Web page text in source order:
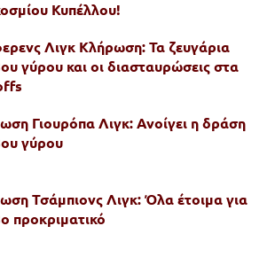
Κυπέλλου!
Λιγκ Κλήρωση: Τα ζευγάρια
γύρου και οι διασταυρώσεις στα
Γιουρόπα Λιγκ: Ανοίγει η δράση
γύρου
Τσάμπιονς Λιγκ: Όλα έτοιμα για
προκριματικό